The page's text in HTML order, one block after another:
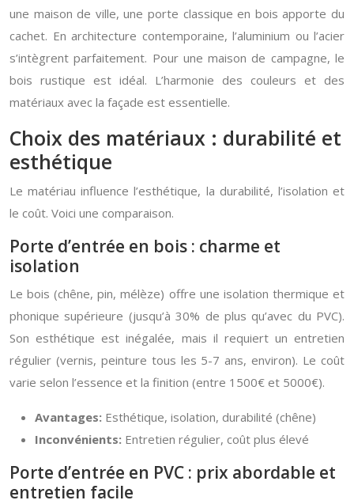
une maison de ville, une porte classique en bois apporte du
cachet. En architecture contemporaine, l’aluminium ou l’acier
s’intègrent parfaitement. Pour une maison de campagne, le
bois rustique est idéal. L’harmonie des couleurs et des
matériaux avec la façade est essentielle.
Choix des matériaux : durabilité et
esthétique
Le matériau influence l’esthétique, la durabilité, l’isolation et
le coût. Voici une comparaison.
Porte d’entrée en bois : charme et
isolation
Le bois (chêne, pin, mélèze) offre une isolation thermique et
phonique supérieure (jusqu’à 30% de plus qu’avec du PVC).
Son esthétique est inégalée, mais il requiert un entretien
régulier (vernis, peinture tous les 5-7 ans, environ). Le coût
varie selon l’essence et la finition (entre 1500€ et 5000€).
Avantages: Esthétique, isolation, durabilité (chêne)
Inconvénients: Entretien régulier, coût plus élevé
Porte d’entrée en PVC : prix abordable et
entretien facile